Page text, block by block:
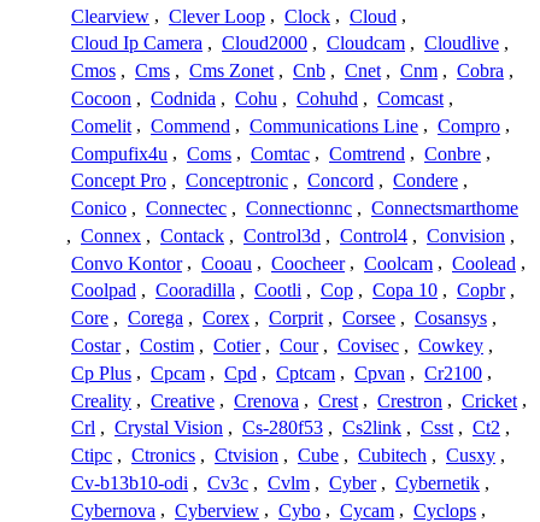
Clearview , Clever Loop , Clock , Cloud ,
Cloud Ip Camera , Cloud2000 , Cloudcam , Cloudlive ,
Cmos , Cms , Cms Zonet , Cnb , Cnet , Cnm , Cobra ,
Cocoon , Codnida , Cohu , Cohuhd , Comcast ,
Comelit , Commend , Communications Line , Compro ,
Compufix4u , Coms , Comtac , Comtrend , Conbre ,
Concept Pro , Conceptronic , Concord , Condere ,
Conico , Connectec , Connectionnc , Connectsmarthome
, Connex , Contack , Control3d , Control4 , Convision ,
Convo Kontor , Cooau , Coocheer , Coolcam , Coolead ,
Coolpad , Cooradilla , Cootli , Cop , Copa 10 , Copbr ,
Core , Corega , Corex , Corprit , Corsee , Cosansys ,
Costar , Costim , Cotier , Cour , Covisec , Cowkey ,
Cp Plus , Cpcam , Cpd , Cptcam , Cpvan , Cr2100 ,
Creality , Creative , Crenova , Crest , Crestron , Cricket ,
Crl , Crystal Vision , Cs-280f53 , Cs2link , Csst , Ct2 ,
Ctipc , Ctronics , Ctvision , Cube , Cubitech , Cusxy ,
Cv-b13b10-odi , Cv3c , Cvlm , Cyber , Cybernetik ,
Cybernova , Cyberview , Cybo , Cycam , Cyclops ,